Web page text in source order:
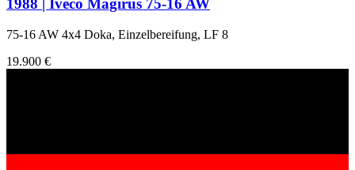
1988 | Iveco Magirus 75-16 AW
75-16 AW 4x4 Doka, Einzelbereifung, LF 8
19.900 €